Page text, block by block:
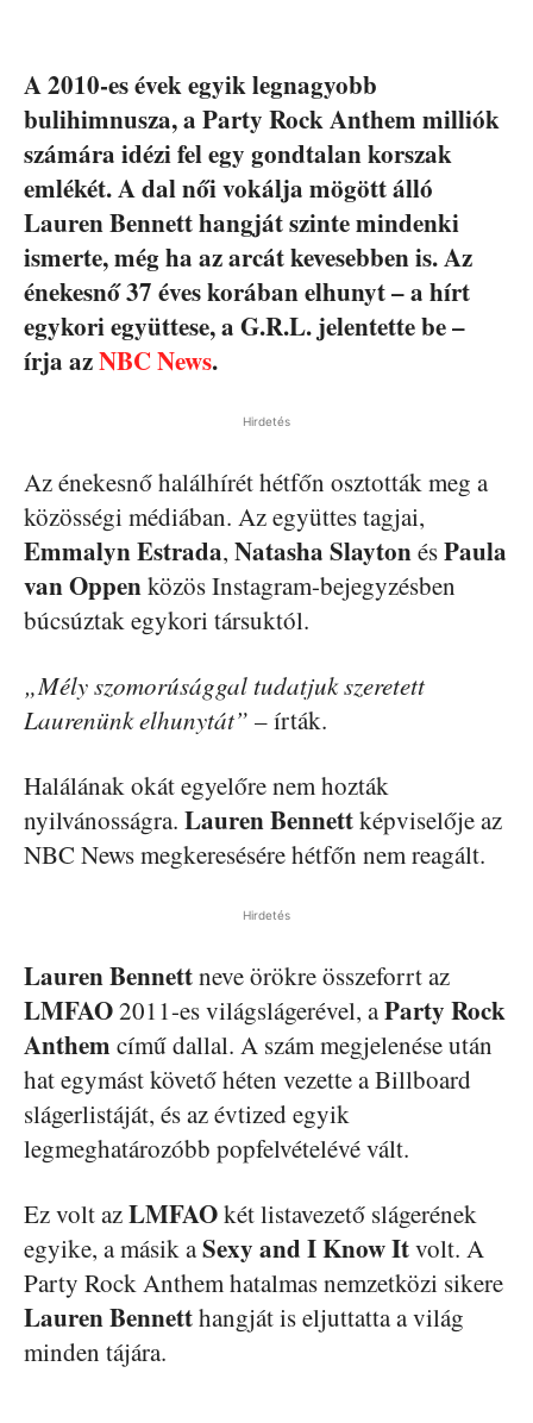
A 2010-es évek egyik legnagyobb
bulihimnusza, a Party Rock Anthem milliók
számára idézi fel egy gondtalan korszak
emlékét. A dal női vokálja mögött álló
Lauren Bennett hangját szinte mindenki
ismerte, még ha az arcát kevesebben is. Az
énekesnő 37 éves korában elhunyt – a hírt
egykori együttese, a G.R.L. jelentette be –
írja azNBC News.
Hirdetés
Az énekesnő halálhírét hétfőn osztották meg a
közösségi médiában. Az együttes tagjai,
Emmalyn Estrada, Natasha SlaytonésPaula
van Oppenközös Instagram-bejegyzésben
búcsúztak egykori társuktól.
„Mély szomorúsággal tudatjuk szeretett
Laurenünk elhunytát” – írták.
Halálának okát egyelőre nem hozták
nyilvánosságra. Lauren Bennettképviselője az
NBC News megkeresésére hétfőn nem reagált.
Hirdetés
Lauren Bennettneve örökre összeforrt az
LMFAO2011-es világslágerével, aParty Rock
Anthem című dallal. A szám megjelenése után
hat egymást követő héten vezette a Billboard
slágerlistáját, és az évtized egyik
legmeghatározóbb popfelvételévé vált.
Ez volt azLMFAOkét listavezető slágerének
egyike, a másik aSexy and I Know Itvolt. A
Party Rock Anthem hatalmas nemzetközi sikere
Lauren Bennetthangját is eljuttatta a világ
minden tájára.